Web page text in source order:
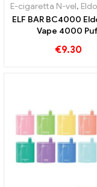
E-cigaretta N-vel,
ELF BAR BC4000
Vape 4000
€9.30